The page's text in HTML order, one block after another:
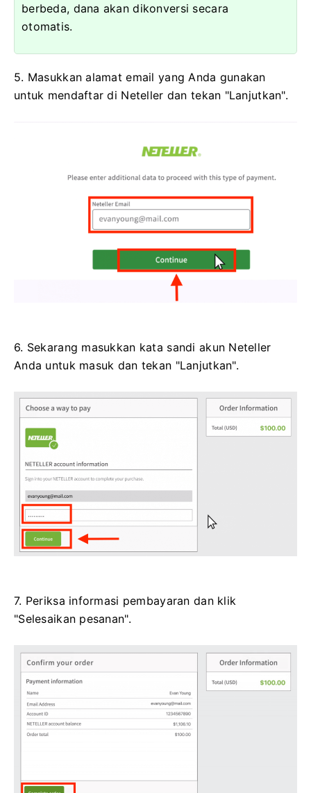
berbeda, dana akan dikonversi secara
otomatis.
5. Masukkan alamat email yang Anda gunakan
untuk mendaftar di Neteller dan tekan "Lanjutkan".
6. Sekarang masukkan kata sandi akun Neteller
Anda untuk masuk dan tekan "Lanjutkan".
7. Periksa informasi pembayaran dan klik
"Selesaikan pesanan".